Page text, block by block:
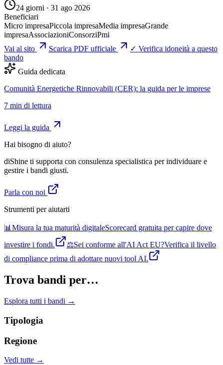
24 giorni · 31 ago 2026
Beneficiari
Micro impresaPiccola impresaMedia impresaGrande
impresaAssociazioniConsorziPmi
Vai al sito
Scarica PDF ufficiale
✓ Verifica idoneità a questo
bando
Guida dedicata
Comunità Energetiche Rinnovabili (CER): la guida per le imprese
7 min di lettura
Leggi la guida
Hai bisogno di aiuto?
diShine ti supporta con consulenza specialistica per individuare e
gestire i bandi giusti.
Parla con noi
Strumenti per aiutarti
📊 Misura la tua maturità digitaleScorecard gratuita per capire dove
investire i fondi.
⚖️Sei conforme all'AI Act EU?Verifica il livello
di compliance prima di adottare nuovi tool AI.
Trova bandi per…
Esplora tutti i bandi →
Tipologia
Regione
Vedi tutte →